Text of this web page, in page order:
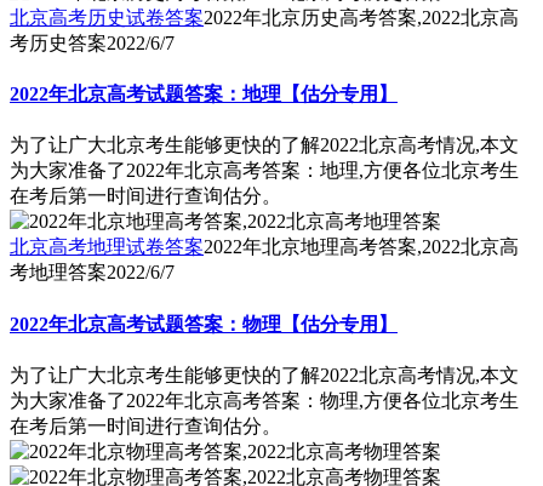
北京高考历史试卷答案2022年北京历史高考答案,2022北京高
考历史答案2022/6/7
2022年北京高考试题答案：地理【估分专用】
为了让广大北京考生能够更快的了解2022北京高考情况,本文
为大家准备了2022年北京高考答案：地理,方便各位北京考生
在考后第一时间进行查询估分。
北京高考地理试卷答案2022年北京地理高考答案,2022北京高
考地理答案2022/6/7
2022年北京高考试题答案：物理【估分专用】
为了让广大北京考生能够更快的了解2022北京高考情况,本文
为大家准备了2022年北京高考答案：物理,方便各位北京考生
在考后第一时间进行查询估分。